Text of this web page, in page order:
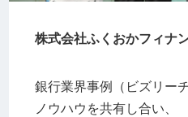
株式会社ふくおかフィナ
銀行業界事例（ビズリー
ノウハウを共有し合い、